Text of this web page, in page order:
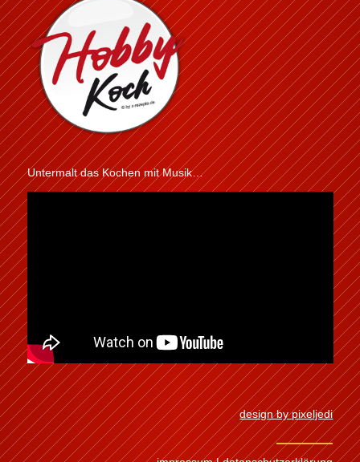
Untermalt das Kochen mit Musik…
design by pixeljedi